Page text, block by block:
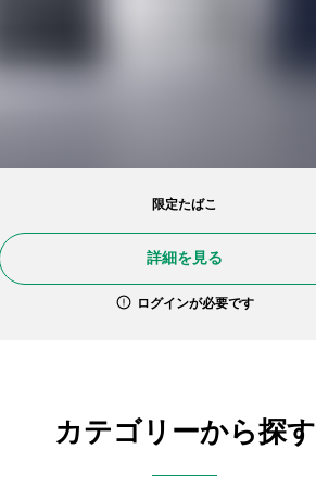
限定たばこ
詳細を見る
ログインが必要です
カテゴリーから探す